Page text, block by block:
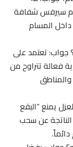
سيرفس شفافة
المسام
تعتمد على
تتراوح من
“البقع
عن سحب